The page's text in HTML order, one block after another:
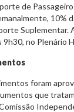
de
10%
Suplementar.
9h30, no Plenário
foram
que